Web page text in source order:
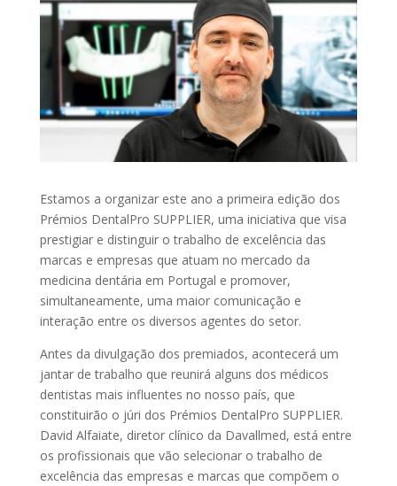
Estamos a organizar este ano a primeira edição dos
Prémios DentalPro SUPPLIER, uma iniciativa que visa
prestigiar e distinguir o trabalho de excelência das
marcas e empresas que atuam no mercado da
medicina dentária em Portugal e promover,
simultaneamente, uma maior comunicação e
interação entre os diversos agentes do setor.
Antes da divulgação dos premiados, acontecerá um
jantar de trabalho que reunirá alguns dos médicos
dentistas mais influentes no nosso país, que
constituirão o júri dos Prémios DentalPro SUPPLIER.
David Alfaiate, diretor clínico da Davallmed, está entre
os profissionais que vão selecionar o trabalho de
excelência das empresas e marcas que compõem o